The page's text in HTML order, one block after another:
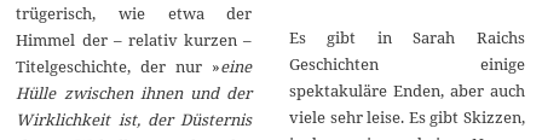
trügerisch, wie etwa der
Himmel der – relativ kurzen –
Titelgeschichte, der nur »eine
Hülle zwischen ihnen und der
Wirklichkeit ist, der Düsternis
Es gibt in Sarah Raichs
Geschichten einige
spektakuläre Enden, aber auch
viele sehr leise. Es gibt Skizzen,